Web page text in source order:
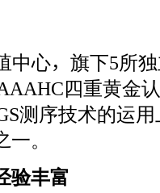
中心，旗下5所
四重黄金
测序技术的运
。
验丰富